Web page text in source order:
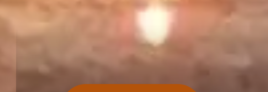
https://susach.edu.vn/dia-dao-cu-chi